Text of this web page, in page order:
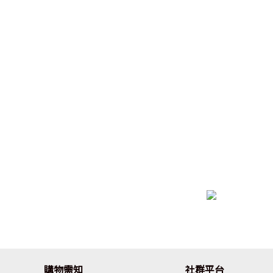
購物需知 社群平台